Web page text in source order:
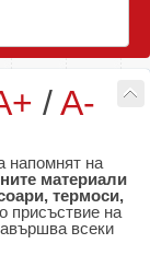
/A-
напомнят на
материали
термоси,
присъствие на
всеки